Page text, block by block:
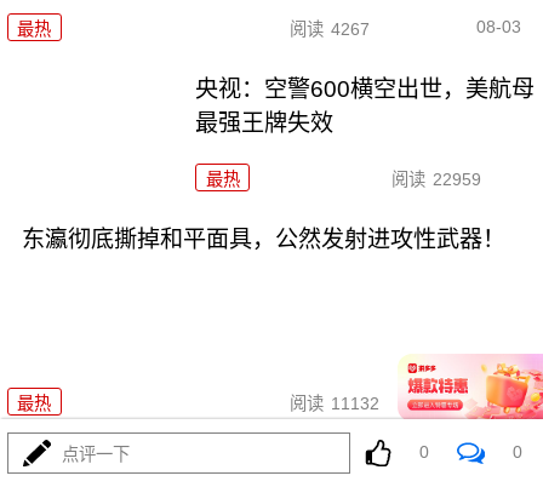
最热 阅读 4267 08-03
央视：空警600横空出世，美航母
最强王牌失效
最热 阅读 22959
东瀛彻底撕掉和平面具，公然发射进攻性武器！
最热 阅读 11132 08-03
美利坚资源收割局：特朗普为何
点评一下 0 0